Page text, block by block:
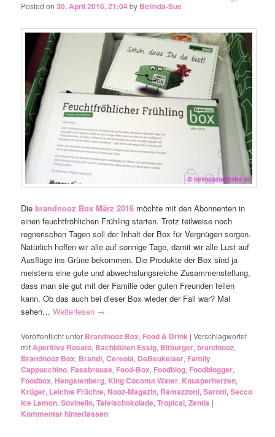
Posted on30. April 2016, 21:04by Belinda-Sue
Diebrandnooz Box März 2016 möchte mit den Abonnenten in
einen feuchtfröhlichen Frühling starten. Trotz teilweise noch
regnerischen Tagen soll der Inhalt der Box für Vergnügen sorgen.
Natürlich hoffen wir alle auf sonnige Tage, damit wir alle Lust auf
Ausflüge ins Grüne bekommen. Die Produkte der Box sind ja
meistens eine gute und abwechslungsreiche Zusammenstellung,
dass man sie gut mit der Familie oder guten Freunden teilen
kann. Ob das auch bei dieser Box wieder der Fall war? Mal
sehen…Weiterlesen →
Veröffentlicht unter Brandnooz Box, Food & Drink |Verschlagwortet
mitAperitivo Rosato, Bachblüten Essig, Bitburger,brandnooz,
Brandnooz Box, Brandt,Cereola, DeBeukelaer, Family
Cappucchino, Fassbrause, Food-Box, Foodblog, Foodblogger,
Foodbox,Hengstenberg, King Coconut Water, Knusperherzen,
Krüger, Leichte Früchte,Nooz-Magazin, Ramazzotti,Sarotti,Secco
Ice Lemon,Sovinello,Tafelschokolade,Tropicai,Zentis |
Kommentar hinterlassen